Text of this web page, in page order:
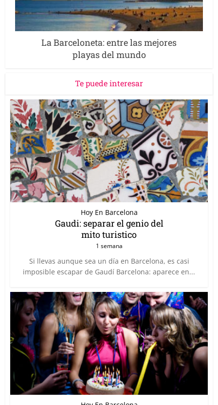
La Barceloneta: entre las mejores
playas del mundo
Te puede interesar
Hoy En Barcelona
Gaudi: separar el genio del
mito turistico
1 semana
Si llevas aunque sea un día en Barcelona, es casi
imposible escapar de Gaudí Barcelona: aparece en...